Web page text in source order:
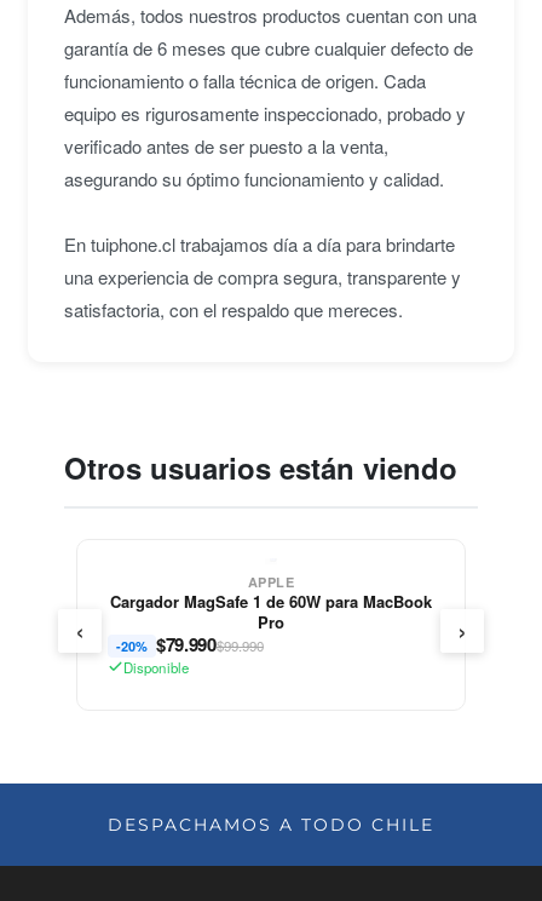
Además, todos nuestros productos cuentan con una
garantía de 6 meses que cubre cualquier defecto de
funcionamiento o falla técnica de origen. Cada
equipo es rigurosamente inspeccionado, probado y
verificado antes de ser puesto a la venta,
asegurando su óptimo funcionamiento y calidad.
En tuiphone.cl trabajamos día a día para brindarte
una experiencia de compra segura, transparente y
satisfactoria, con el respaldo que mereces.
Otros usuarios están viendo
APPLE
Cargador MagSafe 1 de 60W para MacBook
Pro
-20% $79.990$99.990
Disponible
‹ ›
DESPACHAMOS A TODO CHILE